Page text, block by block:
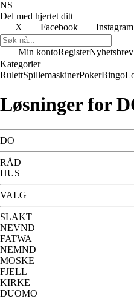
NS
Del med hjertet ditt
X
Facebook Instagram
Min kontoRegisterNyhetsbrev
Kategorier
RulettSpillemaskinerPokerBingo
Løsninger for
DO
RÅD
HUS
VALG
SLAKT
NEVND
FATWA
NEMND
MOSKE
FJELL
KIRKE
DUOMO